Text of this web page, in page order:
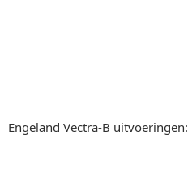
Engeland Vectra-B uitvoeringen: